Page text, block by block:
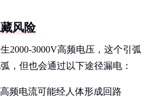
风险
2000-3000V高频电压，这个引弧
，但也会通过以下途径漏电：
频电流可能经人体形成回路